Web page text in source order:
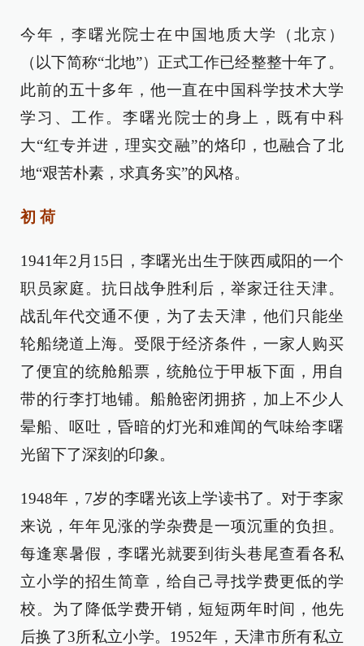
今年，李曙光院士在中国地质大学（北京）
（以下简称“北地”）正式工作已经整整十年了。
此前的五十多年，他一直在中国科学技术大学
学习、工作。李曙光院士的身上，既有中科
大“红专并进，理实交融”的烙印，也融合了北
地“艰苦朴素，求真务实”的风格。
初 荷
1941年2月15日，李曙光出生于陕西咸阳的一个
职员家庭。抗日战争胜利后，举家迁往天津。
战乱年代交通不便，为了去天津，他们只能坐
轮船绕道上海。受限于经济条件，一家人购买
了便宜的统舱船票，统舱位于甲板下面，用自
带的行李打地铺。船舱密闭拥挤，加上不少人
晕船、呕吐，昏暗的灯光和难闻的气味给李曙
光留下了深刻的印象。
1948年，7岁的李曙光该上学读书了。对于李家
来说，年年见涨的学杂费是一项沉重的负担。
每逢寒暑假，李曙光就要到街头巷尾查看各私
立小学的招生简章，给自己寻找学费更低的学
校。为了降低学费开销，短短两年时间，他先
后换了3所私立小学。1952年，天津市所有私立